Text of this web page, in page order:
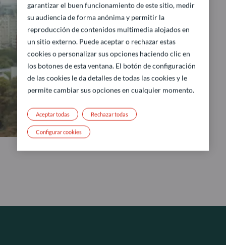
garantizar el buen funcionamiento de este sitio, medir
su audiencia de forma anónima y permitir la
reproducción de contenidos multimedia alojados en
un sitio externo. Puede aceptar o rechazar estas
cookies o personalizar sus opciones haciendo clic en
los botones de esta ventana. El botón de configuración
de las cookies le da detalles de todas las cookies y le
permite cambiar sus opciones en cualquier momento.
Rechazar todas
Aceptar todas
Configurar cookies